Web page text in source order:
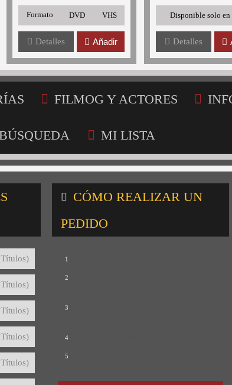
Formato DVD VHS
Detalles Añadir
Disponible solo en
Detalles
FILMOG Y ACTORES
MI LISTA
CÓMO REALIZAR UN
PEDIDO
1
2
3
4
5